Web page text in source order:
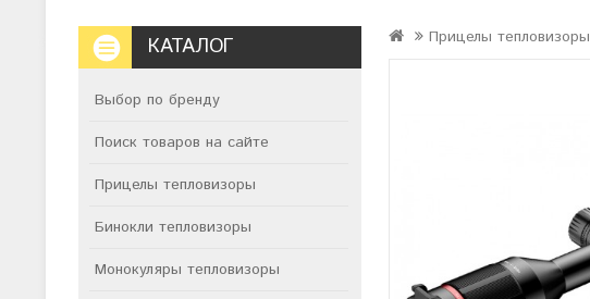
КАТАЛОГ
Выбор по бренду
Поиск товаров на сайте
Прицелы тепловизоры
Бинокли тепловизоры
Монокуляры тепловизоры
Прицелы тепловизоры